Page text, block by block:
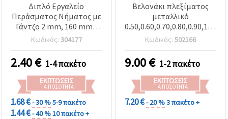
Διπλό Εργαλείο
Περάσματος Νήματος με
Γάντζο 2 mm, 160 mm -
Συσκευασία 4 τεμ.
Κωδικός: 304177
2.40€ 1-4 πακέτο
ΕΚΠΤΏΣΕΙΣ
ΓΙΑ ΠΟΣΌΤΗΤΑ
1.68 €- 30 %5-9 πακέτο
1.44 €- 40 %10 πακέτο +
Βελονάκι πλεξίματος
μεταλλικό
mm 12 cm
Κωδικός: 502166
9.00€ 1-2 πακέτο
ΕΚΠΤΏΣΕΙΣ
ΓΙΑ ΠΟΣΌΤΗΤΑ
7.20 €- 20 %3 πακέτο +